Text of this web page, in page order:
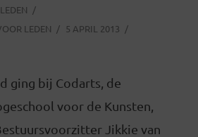
LEDEN
5 APRIL 2013
ging bij Codarts, de
voor de Kunsten,
Jikkie van